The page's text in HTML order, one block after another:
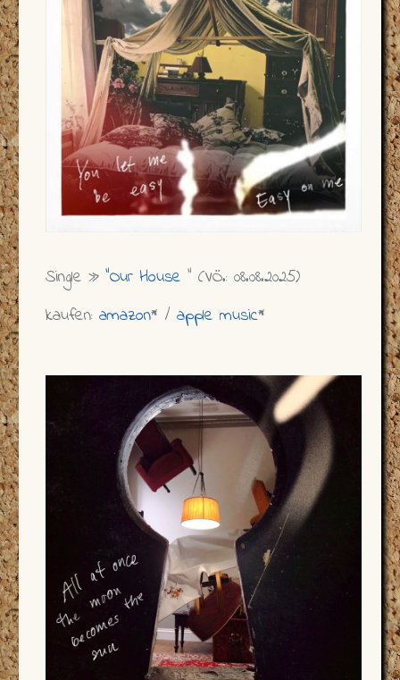
Single » "Our House " (VÖ.: 08.08.2025)
kaufen: amazon* / apple music*